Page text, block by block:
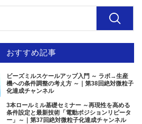
おすすめ記事
ビーズミルスケールアップ入門 ～ ラボ→生産
機への条件調整の考え方 ～｜第38回絶対微粒子
化達成チャンネル
3本ロールミル基礎セミナー ～再現性を高める
条件設定と最新技術「電動ポジションリピータ
ー」～｜第37回絶対微粒子化達成チャンネル